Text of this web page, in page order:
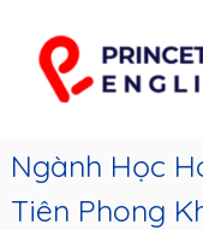
contentEnglish
Trung
du
Mỹ
Ngành Học
Tiên Phong